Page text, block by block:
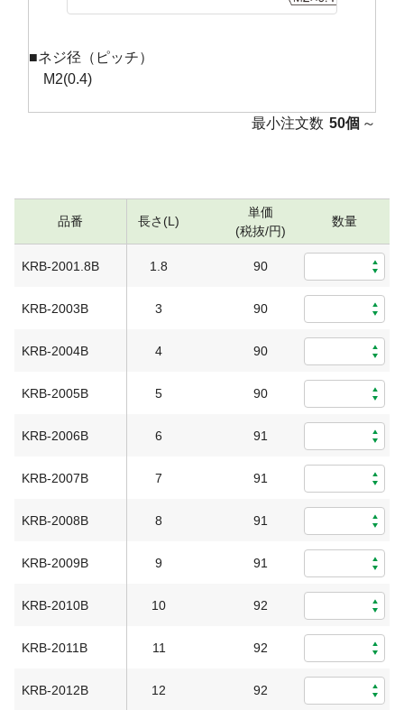
■ネジ径（ピッチ）
M2(0.4)
最小注文数 50個 ～
品番 長さ(L)
単価
(税抜/円)
数量
KRB-2001.8B 1.8 90
KRB-2003B 3 90
KRB-2004B 4 90
KRB-2005B 5 90
KRB-2006B 6 91
KRB-2007B 7 91
KRB-2008B 8 91
KRB-2009B 9 91
KRB-2010B 10 92
KRB-2011B 11 92
KRB-2012B 12 92